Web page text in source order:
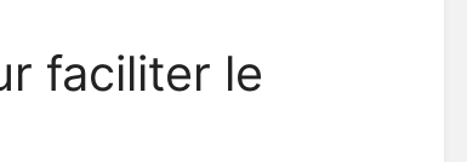
faciliter le